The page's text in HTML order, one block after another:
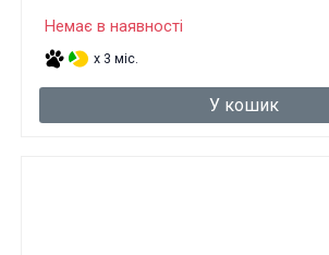
Немає в наявності
x 3 міс.
У кошик